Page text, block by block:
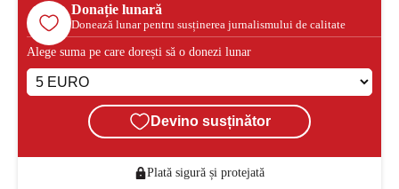
Donație lunară
Donează lunar pentru susținerea jurnalismului de calitate
Alege suma pe care dorești să o donezi lunar
Devino susținător
Plată sigură și protejată